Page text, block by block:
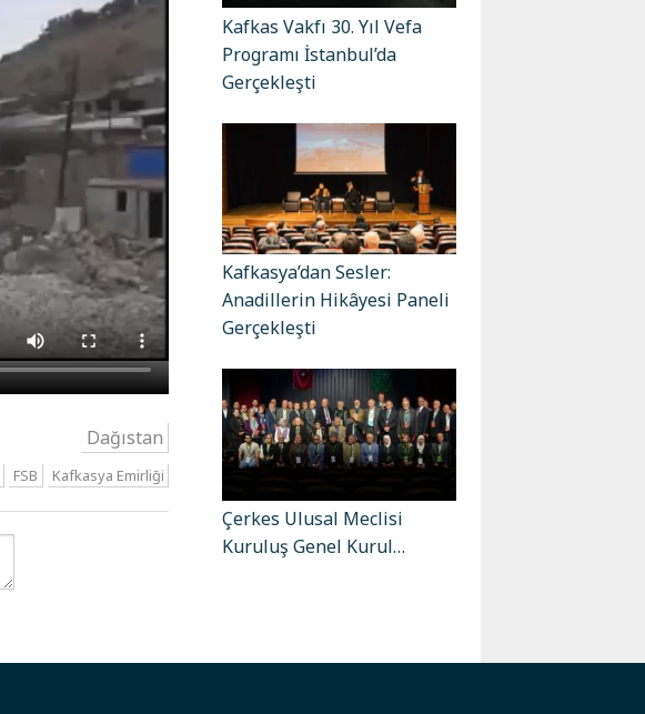
Dağıstan
FSB Kafkasya Emirliği
Kafkas Vakfı 30. Yıl Vefa
Programı İstanbul’da
Gerçekleşti
Kafkasya’dan Sesler:
Anadillerin Hikâyesi Paneli
Gerçekleşti
Çerkes Ulusal Meclisi
Kuruluş Genel Kurul…